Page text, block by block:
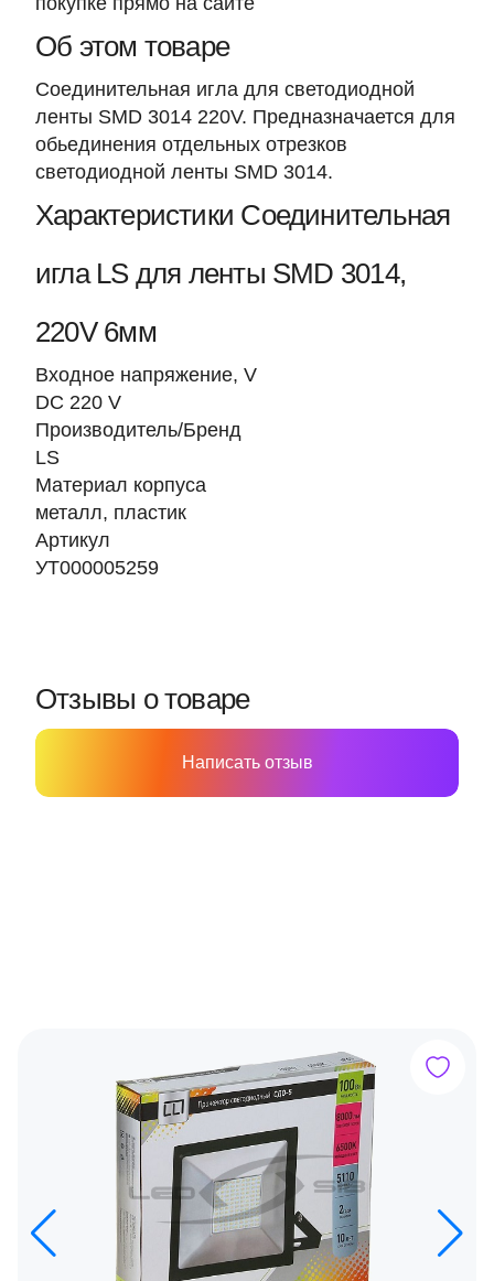
Об этом товаре
Соединительная игла для светодиодной
ленты SMD 3014 220V. Предназначается для
обьединения отдельных отрезков
светодиодной ленты SMD 3014.
Характеристики Соединительная
игла LS для ленты SMD 3014,
220V 6мм
Входное напряжение, V
DC 220 V
Производитель/Бренд
LS
Материал корпуса
металл, пластик
Артикул
УТ000005259
Отзывы о товаре
Написать отзыв